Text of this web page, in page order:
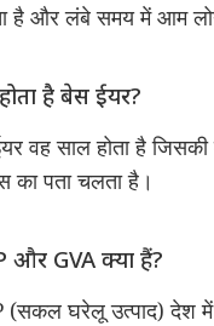
है और लंबे समय में आम
है बेस ईयर?
वह साल होता है
का पता चलता है।
और GVA क्या हैं?
(सकल घरेलू उत्पाद) देश में